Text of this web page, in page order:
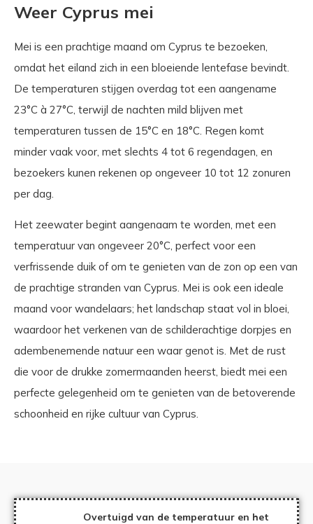
Weer Cyprus mei
Mei is een prachtige maand om Cyprus te bezoeken,
omdat het eiland zich in een bloeiende lentefase bevindt.
De temperaturen stijgen overdag tot een aangename
23°C à 27°C, terwijl de nachten mild blijven met
temperaturen tussen de 15°C en 18°C. Regen komt
minder vaak voor, met slechts 4 tot 6 regendagen, en
bezoekers kunen rekenen op ongeveer 10 tot 12 zonuren
per dag.
Het zeewater begint aangenaam te worden, met een
temperatuur van ongeveer 20°C, perfect voor een
verfrissende duik of om te genieten van de zon op een van
de prachtige stranden van Cyprus. Mei is ook een ideale
maand voor wandelaars; het landschap staat vol in bloei,
waardoor het verkenen van de schilderachtige dorpjes en
adembenemende natuur een waar genot is. Met de rust
die voor de drukke zomermaanden heerst, biedt mei een
perfecte gelegenheid om te genieten van de betoverende
schoonheid en rijke cultuur van Cyprus.
Overtuigd van de temperatuur en het